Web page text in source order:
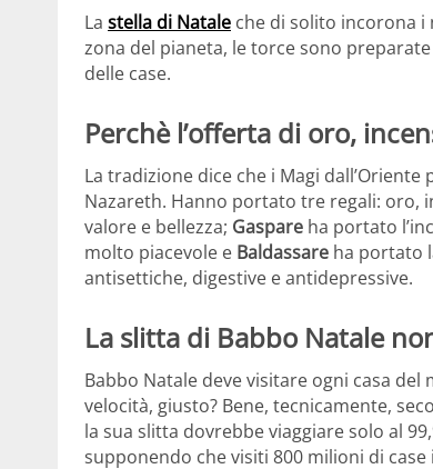
La stella di Natale che di solito incorona i
zona del pianeta, le torce sono
delle case.
Perchè l’offerta di oro,
La tradizione dice che i Magi
Nazareth. Hanno portato tre regali: oro,
valore e bellezza; Gaspare ha portato
molto piacevole e Baldassare ha portato
antisettiche, digestive e antidepressive.
La slitta di Babbo Natale
Babbo Natale deve visitare ogni casa
velocità, giusto? Bene, tecnicamente,
la sua slitta dovrebbe viaggiare solo al
supponendo che visiti 800 milioni di